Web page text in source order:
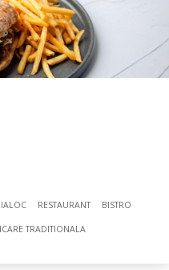
RESTAURANT BISTRO
TRADITIONALA